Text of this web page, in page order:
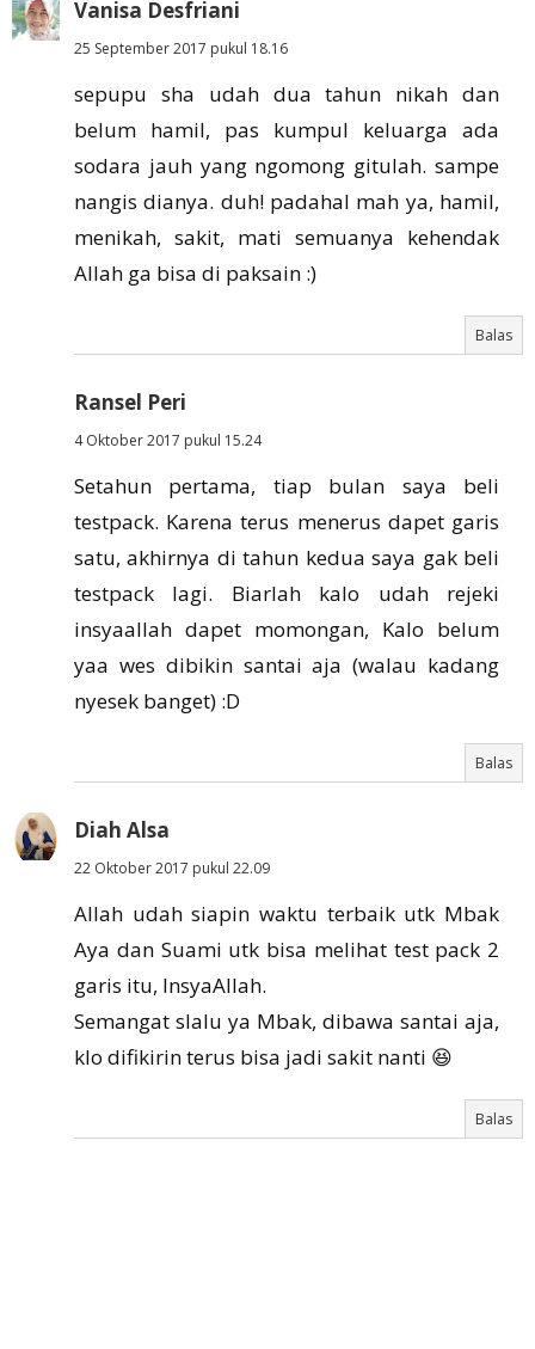
Vanisa Desfriani
25 September 2017 pukul 18.16
sepupu sha udah dua tahun nikah dan
belum hamil, pas kumpul keluarga ada
sodara jauh yang ngomong gitulah. sampe
nangis dianya. duh! padahal mah ya, hamil,
menikah, sakit, mati semuanya kehendak
Allah ga bisa di paksain :)
Balas
Ransel Peri
4 Oktober 2017 pukul 15.24
Setahun pertama, tiap bulan saya beli
testpack. Karena terus menerus dapet garis
satu, akhirnya di tahun kedua saya gak beli
testpack lagi. Biarlah kalo udah rejeki
insyaallah dapet momongan, Kalo belum
yaa wes dibikin santai aja (walau kadang
nyesek banget) :D
Balas
Diah Alsa
22 Oktober 2017 pukul 22.09
Allah udah siapin waktu terbaik utk Mbak
Aya dan Suami utk bisa melihat test pack 2
garis itu, InsyaAllah.
Semangat slalu ya Mbak, dibawa santai aja,
klo difikirin terus bisa jadi sakit nanti 😆
Balas